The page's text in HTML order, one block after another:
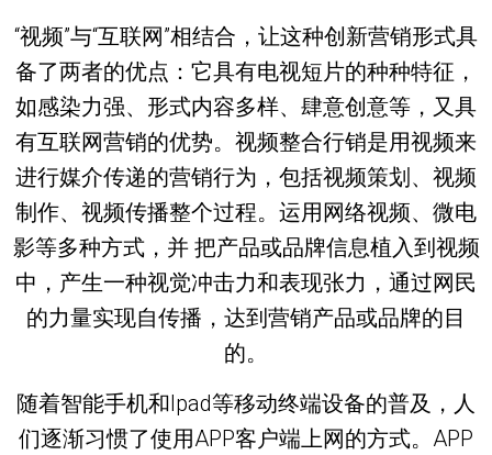
“视频”与“互联网”相结合，让这种创新营销形式具
备了两者的优点：它具有电视短片的种种特征，
如感染力强、形式内容多样、肆意创意等，又具
有互联网营销的优势。视频整合行销是用视频来
进行媒介传递的营销行为，包括视频策划、视频
制作、视频传播整个过程。运用网络视频、微电
影等多种方式，并 把产品或品牌信息植入到视频
中，产生一种视觉冲击力和表现张力，通过网民
的力量实现自传播，达到营销产品或品牌的目
的。
随着智能手机和Ipad等移动终端设备的普及，人
们逐渐习惯了使用APP客户端上网的方式。APP